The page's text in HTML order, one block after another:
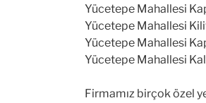
Yücetepe Mahallesi
Yücetepe Mahallesi
Yücetepe Mahallesi
Yücetepe Mahallesi
Firmamız birçok özel